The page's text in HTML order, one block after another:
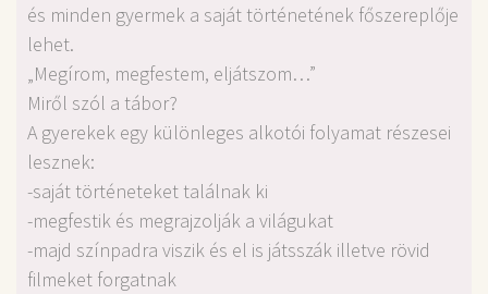
és minden gyermek a saját történetének főszereplője
lehet.
„Megírom, megfestem, eljátszom…”
Miről szól a tábor?
A gyerekek egy különleges alkotói folyamat részesei
lesznek:
-saját történeteket találnak ki
-megfestik és megrajzolják a világukat
-majd színpadra viszik és el is játsszák illetve rövid
filmeket forgatnak